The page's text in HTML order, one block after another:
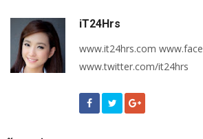
iT24Hrs
www.it24hrs.com
www.twitter.com/it24hrs